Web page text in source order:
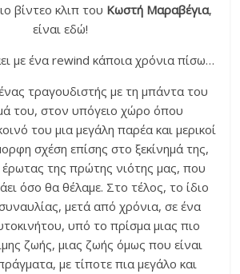
βίντεο κλιπ του Κωστή Μαραβέγια,
είναι εδώ!
με ένα rewind κάποια χρόνια πίσω…
τραγουδιστής με τη μπάντα του
του, στον υπόγειο χώρο όπου
του μια μεγάλη παρέα και μερικοί
σχέση επίσης στο ξεκίνημά της,
της πρώτης νιότης μας, που
όσο θα θέλαμε. Στο τέλος, το ίδιο
μετά από χρόνια, σε ένα
υπό το πρίσμα μιας πιο
ζωής, μιας ζωής όμως που είναι
με τίποτε πια μεγάλο και